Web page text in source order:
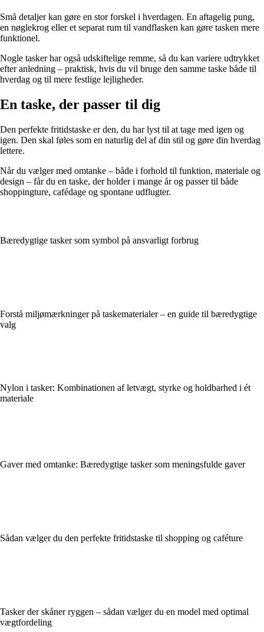
Små detaljer kan gøre en stor forskel i hverdagen. En aftagelig pung,
en nøglekrog eller et separat rum til vandflasken kan gøre tasken mere
funktionel.
Nogle tasker har også udskiftelige remme, så du kan variere udtrykket
efter anledning – praktisk, hvis du vil bruge den samme taske både til
hverdag og til mere festlige lejligheder.
En taske, der passer til dig
Den perfekte fritidstaske er den, du har lyst til at tage med igen og
igen. Den skal føles som en naturlig del af din stil og gøre din hverdag
lettere.
Når du vælger med omtanke – både i forhold til funktion, materiale og
design – får du en taske, der holder i mange år og passer til både
shoppingture, cafédage og spontane udflugter.
Bæredygtige tasker som symbol på ansvarligt forbrug
Forstå miljømærkninger på taskematerialer – en guide til bæredygtige
valg
Nylon i tasker: Kombinationen af letvægt, styrke og holdbarhed i ét
materiale
Gaver med omtanke: Bæredygtige tasker som meningsfulde gaver
Sådan vælger du den perfekte fritidstaske til shopping og caféture
Tasker der skåner ryggen – sådan vælger du en model med optimal
vægtfordeling